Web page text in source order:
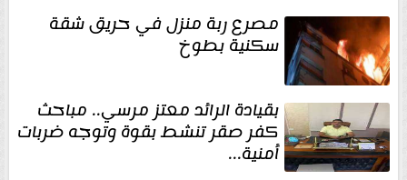
مصرع ربة منزل في حريق شقة
سكنية بطوخ
بقيادة الرائد معتز مرسي.. مباحث
كفر صقر تنشط بقوة وتوجه ضربات
أمنية...